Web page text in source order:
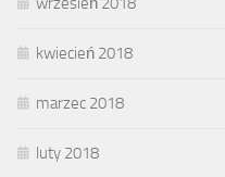
kwiecień 2018
marzec 2018
luty 2018